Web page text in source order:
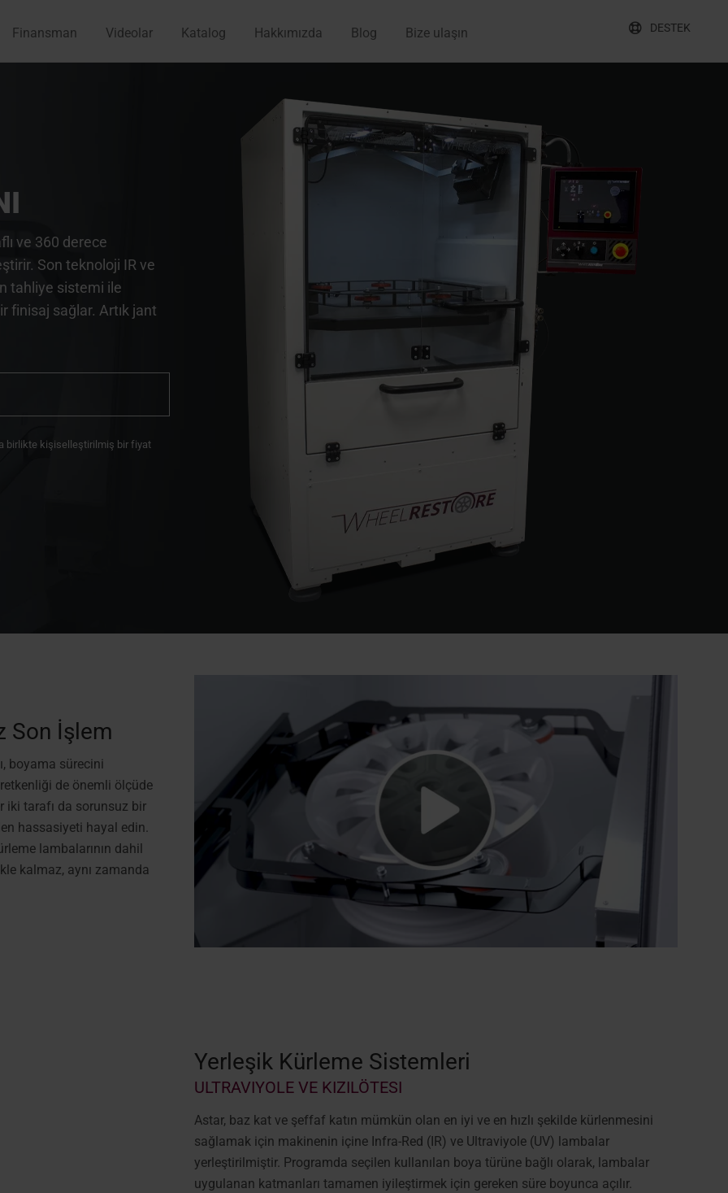
Finansman Videolar Katalog Hakkımızda Blog Bize ulaşın DESTEK
ve 360 derece
Son teknoloji IR ve
tahliye sistemi ile
finisaj sağlar. Artık jant
birlikte kişiselleştirilmiş bir fiyat
Son İşlem
boyama sürecini
de önemli ölçüde
iki tarafı da sorunsuz bir
hassasiyeti hayal edin.
lambalarının dahil
kalmaz, aynı zamanda
Yerleşik Kürleme Sistemleri
ULTRAVIYOLE VE KIZILÖTESI
Astar, baz kat ve şeffaf katın mümkün olan en iyi ve en hızlı şekilde kürlenmesini
sağlamak için makinenin içine Infra-Red (IR) ve Ultraviyole (UV) lambalar
yerleştirilmiştir. Programda seçilen kullanılan boya türüne bağlı olarak, lambalar
uygulanan katmanları tamamen iyileştirmek için gereken süre boyunca açılır.